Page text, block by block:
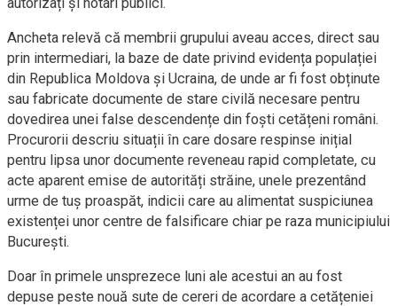
Ancheta relevă că membrii grupului aveau acces, direct sau
prin intermediari, la baze de date privind evidența populației
din Republica Moldova și Ucraina, de unde ar fi fost obținute
sau fabricate documente de stare civilă necesare pentru
dovedirea unei false descendențe din foști cetățeni români.
Procurorii descriu situații în care dosare respinse inițial
pentru lipsa unor documente reveneau rapid completate, cu
acte aparent emise de autorități străine, unele prezentând
urme de tuș proaspăt, indicii care au alimentat suspiciunea
existenței unor centre de falsificare chiar pe raza municipiului
București.
Doar în primele unsprezece luni ale acestui an au fost
depuse peste nouă sute de cereri de acordare a cetățeniei